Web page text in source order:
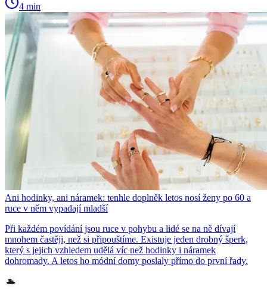
4 min
Ani hodinky, ani náramek: tenhle doplněk letos nosí ženy po 60 a
ruce v něm vypadají mladší
Při každém povídání jsou ruce v pohybu a lidé se na ně dívají
mnohem častěji, než si připouštíme. Existuje jeden drobný šperk,
který s jejich vzhledem udělá víc než hodinky i náramek
dohromady. A letos ho módní domy poslaly přímo do první řady.